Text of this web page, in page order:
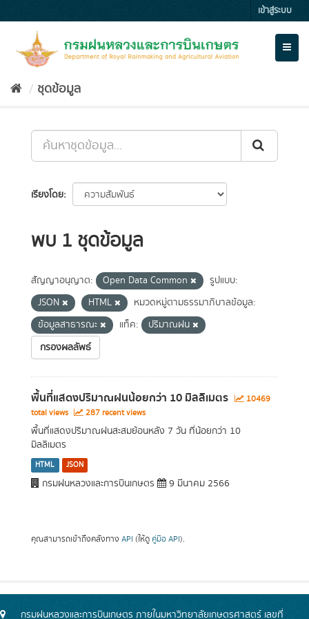
to
เข้าสู่ระบบ
ชุดข้อมูล
เรียงโดย
พบ 1 ชุดข้อมูล
สัญญาอนุญาต: Open Data Common
รูปแบบ:
JSON
HTML
หมวดหมู่ตามธรรมาภิบาลข้อมูล:
ข้อมูลสาธารณะ
แท็ค:
ปริมาณฝน
กรองผลลัพธ์
พื้นที่แสดงปริมาณฝนน้อยกว่า 10 มิลลิเมตร
10469
total views
287 recent views
พื้นที่แสดงปริมาณฝนสะสมย้อนหลัง 7 วัน ที่น้อยกว่า 10
มิลลิเมตร
HTML JSON
กรมฝนหลวงและการบินเกษตร 9 มีนาคม 2566
คุณสามารถเข้าถึงคลังทาง API (ให้ดู คู่มือ API).
กรมฝนหลวงและการบินเกษตร ภายในมหาวิทยาลัยเกษตรศาสตร์ เลขที่